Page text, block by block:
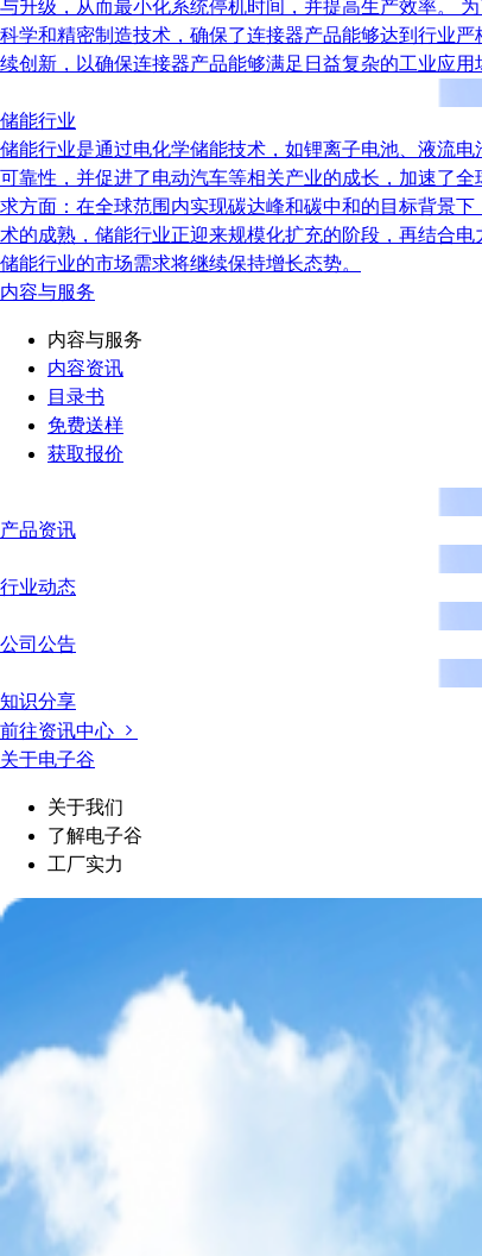
与升级，从而最小化系统停机时间，并提高生产效率。
科学和精密制造技术，确保了连接器产品能够达到行业
续创新，以确保连接器产品能够满足日益复杂的工业应用
储能行业
储能行业是通过电化学储能技术，如锂离子电池、液流
可靠性，并促进了电动汽车等相关产业的成长，加速了
求方面：在全球范围内实现碳达峰和碳中和的目标背景
术的成熟，储能行业正迎来规模化扩充的阶段，再结合
储能行业的市场需求将继续保持增长态势。
内容与服务
内容与服务
内容资讯
目录书
免费送样
获取报价
产品资讯
行业动态
公司公告
知识分享
前往资讯中心
关于电子谷
关于我们
了解电子谷
工厂实力